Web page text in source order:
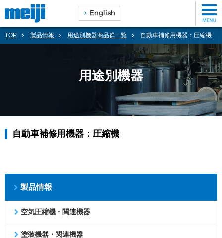
TOP 製品情報 用途別機器商品群一覧 自動車補修用機器：圧縮機
用途別機器
自動車補修用機器：圧縮機
製品情報
空気圧縮機・関連機器
塗装機器・関連機器